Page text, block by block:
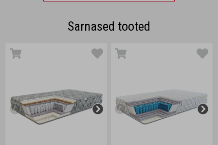
Sarnased tooted